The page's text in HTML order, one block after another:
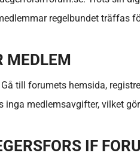
regelbundet träffas
MEDLEM
till forumets hemsida,
inga medlemsavgifter, vilket
IF